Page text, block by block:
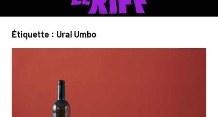
Étiquette : Ural Umbo